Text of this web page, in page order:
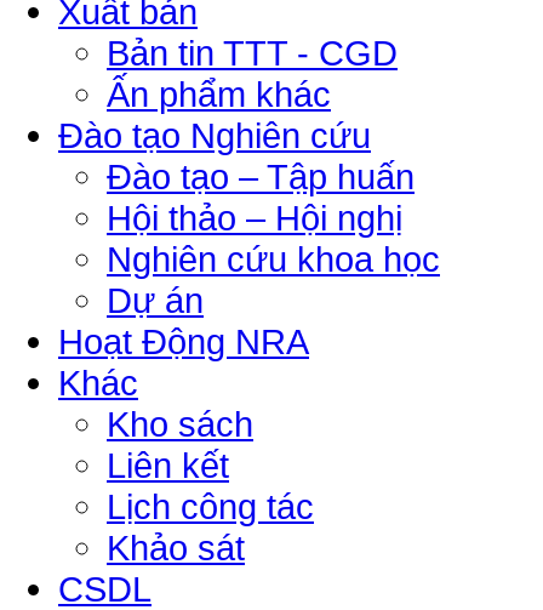
Xuất bản
Bản tin TTT - CGD
Ấn phẩm khác
Đào tạo Nghiên cứu
Đào tạo – Tập huấn
Hội thảo – Hội nghị
Nghiên cứu khoa học
Dự án
Hoạt Động NRA
Khác
Kho sách
Liên kết
Lịch công tác
Khảo sát
CSDL